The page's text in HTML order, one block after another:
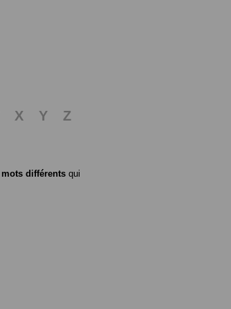
X Y
Z
mots différents qui